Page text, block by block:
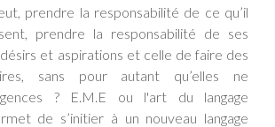
prendre la responsabilité de ce qu’il
prendre la responsabilité de ses
et aspirations et celle de faire des
sans pour autant qu’elles ne
? E.M.E ou l'art du langage
de s’initier à un nouveau langage